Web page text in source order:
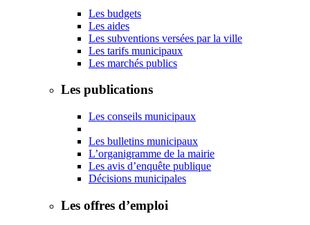
Les budgets
Les aides
Les subventions versées par la ville
Les tarifs municipaux
Les marchés publics
Les publications
Les conseils municipaux
Les bulletins municipaux
L’organigramme de la mairie
Les avis d’enquête publique
Décisions municipales
Les offres d’emploi